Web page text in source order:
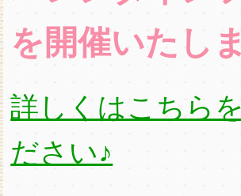
を開催いたし
詳しくはこちら
ださい♪